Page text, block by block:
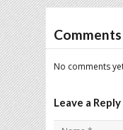
Comments
No comments
Leave a Reply